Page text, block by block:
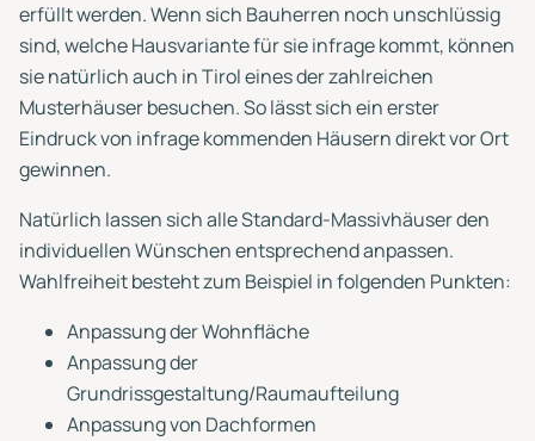
erfüllt werden. Wenn sich Bauherren noch unschlüssig
sind, welche Hausvariante für sie infrage kommt, können
sie natürlich auch in Tirol eines der zahlreichen
Musterhäuser besuchen. So lässt sich ein erster
Eindruck von infrage kommenden Häusern direkt vor Ort
gewinnen.
Natürlich lassen sich alle Standard-Massivhäuser den
individuellen Wünschen entsprechend anpassen.
Wahlfreiheit besteht zum Beispiel in folgenden Punkten:
Anpassung der Wohnfläche
Anpassung der
Grundrissgestaltung/Raumaufteilung
Anpassung von Dachformen